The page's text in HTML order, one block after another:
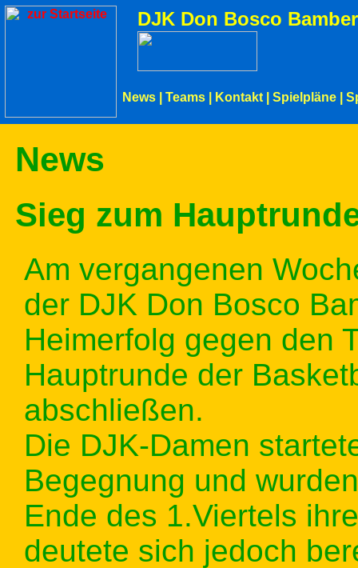
DJK Don Bosco
News Teams Kontakt Spielpläne
News
Sieg zum
Am vergangenen
der DJK Don Bosco
Heimerfolg gegen den
Hauptrunde der
abschließen.
Die DJK-Damen
Begegnung und
Ende des 1.Viertels
deutete sich jedoch